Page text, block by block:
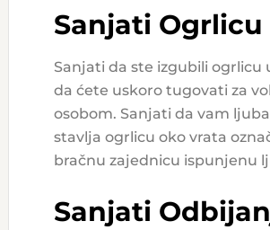
Sanjati Ogrlicu
Sanjati da ste izgubili ogrlicu
da ćete uskoro tugovati za
osobom. Sanjati da vam
stavlja ogrlicu oko vrata
bračnu zajednicu ispunjenu
Sanjati